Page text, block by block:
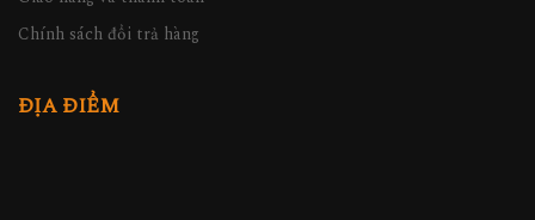
Chính sách đổi trả hàng
ĐỊA ĐIỂM